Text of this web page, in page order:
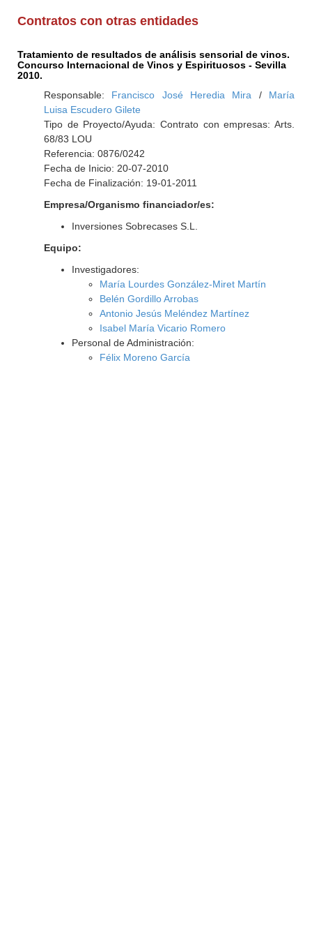
Contratos con otras entidades
Tratamiento de resultados de análisis sensorial de vinos.
Concurso Internacional de Vinos y Espirituosos - Sevilla
2010.
Responsable: Francisco José Heredia Mira / María
Luisa Escudero Gilete
Tipo de Proyecto/Ayuda: Contrato con empresas: Arts.
68/83 LOU
Referencia: 0876/0242
Fecha de Inicio: 20-07-2010
Fecha de Finalización: 19-01-2011
Empresa/Organismo financiador/es:
Inversiones Sobrecases S.L.
Equipo:
Investigadores:
María Lourdes González-Miret Martín
Belén Gordillo Arrobas
Antonio Jesús Meléndez Martínez
Isabel María Vicario Romero
Personal de Administración:
Félix Moreno García